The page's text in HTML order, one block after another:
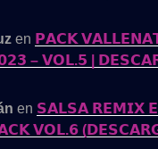
en 𝗣𝗔𝗖𝗞
– 𝗩𝗢𝗟.𝟱 |
en 𝗦𝗔𝗟𝗦𝗔 𝗥𝗘𝗠𝗜𝗫
𝗩𝗢𝗟.𝟲